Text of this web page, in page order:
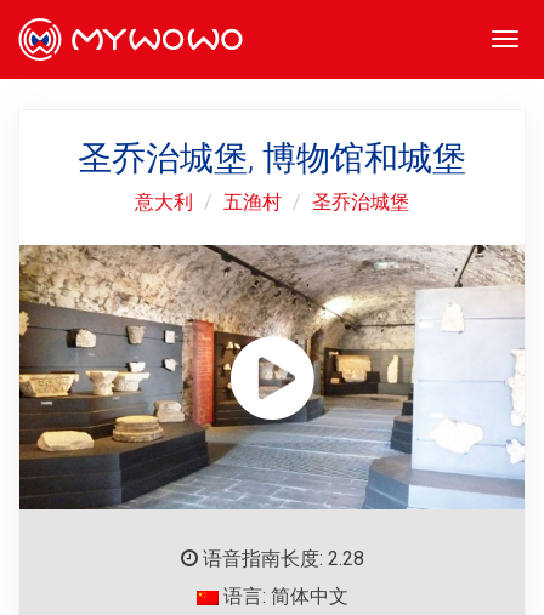
圣乔治城堡, 博物馆和城堡
意大利 五渔村 圣乔治城堡
语音指南长度: 2.28
语言: 简体中文